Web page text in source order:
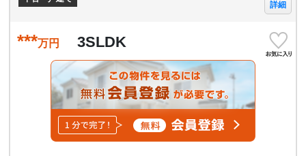
詳細
***万円 3SLDK